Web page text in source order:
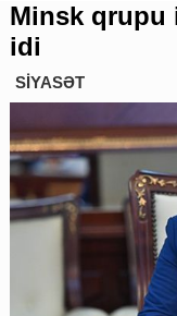
Minsk qrupu
idi
SİYASƏT